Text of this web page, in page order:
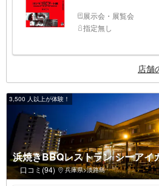
展示会・展覧会
指定無し
店舗
3,500 人以上が体験！
浜焼きBBQレストラン シーアイ
口コミ(94) 兵庫県>淡路島